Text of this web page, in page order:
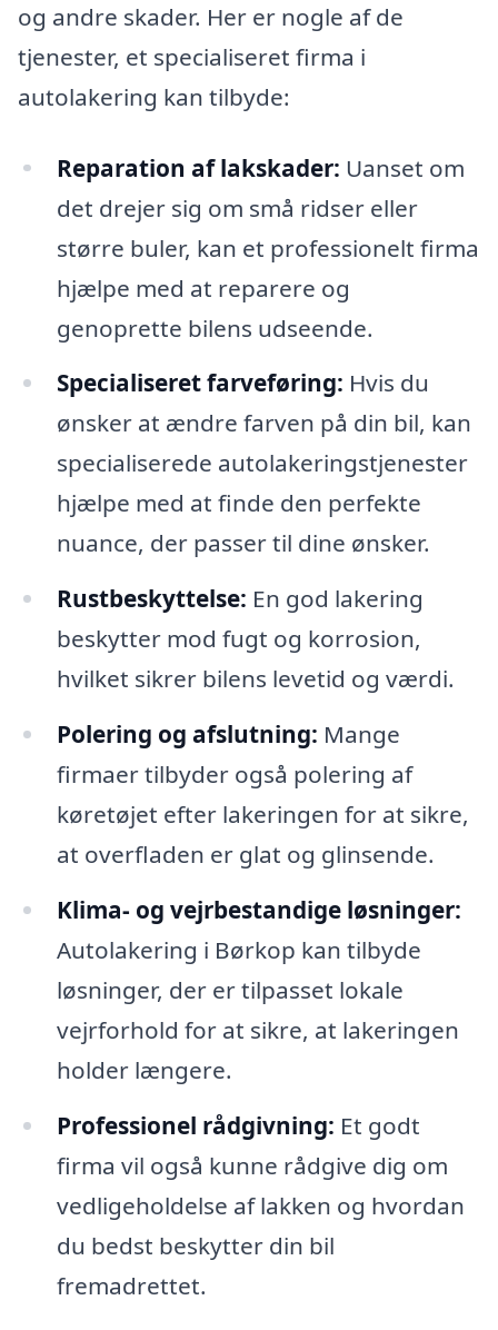
og andre skader. Her er nogle af de
tjenester, et specialiseret firma i
autolakering kan tilbyde:
Reparation af lakskader: Uanset om
det drejer sig om små ridser eller
større buler, kan et professionelt firma
hjælpe med at reparere og
genoprette bilens udseende.
Specialiseret farveføring: Hvis du
ønsker at ændre farven på din bil, kan
specialiserede autolakeringstjenester
hjælpe med at finde den perfekte
nuance, der passer til dine ønsker.
Rustbeskyttelse: En god lakering
beskytter mod fugt og korrosion,
hvilket sikrer bilens levetid og værdi.
Polering og afslutning: Mange
firmaer tilbyder også polering af
køretøjet efter lakeringen for at sikre,
at overfladen er glat og glinsende.
Klima- og vejrbestandige løsninger:
Autolakering i Børkop kan tilbyde
løsninger, der er tilpasset lokale
vejrforhold for at sikre, at lakeringen
holder længere.
Professionel rådgivning: Et godt
firma vil også kunne rådgive dig om
vedligeholdelse af lakken og hvordan
du bedst beskytter din bil
fremadrettet.